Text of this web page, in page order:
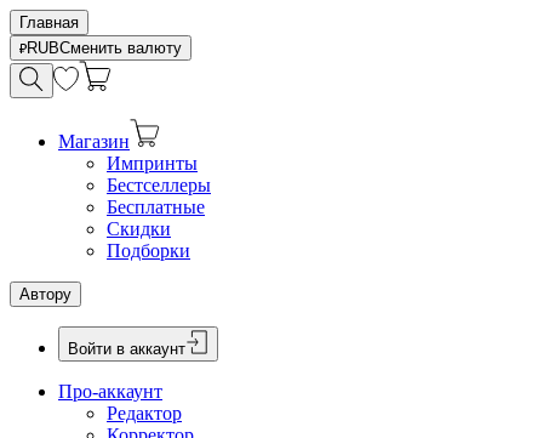
Главная
RUBСменить валюту
Магазин
Импринты
Бестселлеры
Бесплатные
Скидки
Подборки
Автору
Войти в аккаунт
Про-аккаунт
Редактор